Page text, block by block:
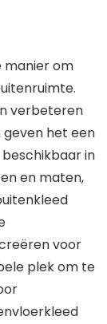
manier om
verbeteren
het een
beschikbaar in
en maten,
voor
plek om te